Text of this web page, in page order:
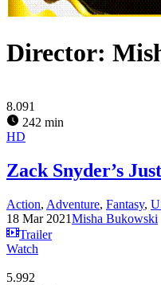
Director:
8.091
242 min
HD
Zack Snyder’s
Action, Adventure, Fantasy,
18 Mar 2021Misha Bukowski
Trailer
Watch
5.992